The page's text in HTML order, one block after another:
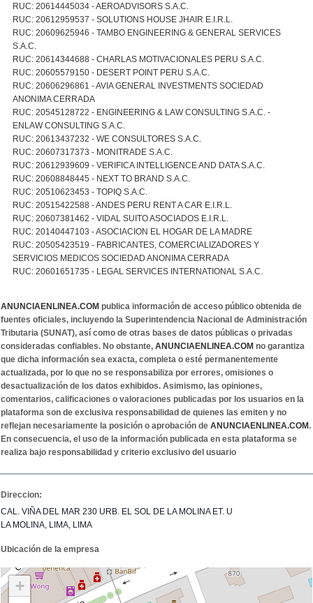
RUC: 20614445034 - AEROADVISORS S.A.C.
RUC: 20612959537 - SOLUTIONS HOUSE JHAIR E.I.R.L.
RUC: 20609625946 - TAMBO ENGINEERING & GENERAL SERVICES
S.A.C.
RUC: 20614344688 - CHARLAS MOTIVACIONALES PERU S.A.C.
RUC: 20605579150 - DESERT POINT PERU S.A.C.
RUC: 20606296861 - AVIA GENERAL INVESTMENTS SOCIEDAD
ANONIMA CERRADA
RUC: 20545128722 - ENGINEERING & LAW CONSULTING S.A.C. -
ENLAW CONSULTING S.A.C.
RUC: 20613437232 - WE CONSULTORES S.A.C.
RUC: 20607317373 - MONITRADE S.A.C.
RUC: 20612939609 - VERIFICA INTELLIGENCE AND DATA S.A.C.
RUC: 20608848445 - NEXT TO BRAND S.A.C.
RUC: 20510623453 - TOPIQ S.A.C.
RUC: 20515422588 - ANDES PERU RENT A CAR E.I.R.L.
RUC: 20607381462 - VIDAL SUITO ASOCIADOS E.I.R.L.
RUC: 20140447103 - ASOCIACION EL HOGAR DE LA MADRE
RUC: 20505423519 - FABRICANTES, COMERCIALIZADORES Y
SERVICIOS MEDICOS SOCIEDAD ANONIMA CERRADA
RUC: 20601651735 - LEGAL SERVICES INTERNATIONAL S.A.C.
ANUNCIAENLINEA.COM publica información de acceso público obtenida de
fuentes oficiales, incluyendo la Superintendencia Nacional de Administración
Tributaria (SUNAT), así como de otras bases de datos públicas o privadas
consideradas confiables. No obstante, ANUNCIAENLINEA.COM no garantiza
que dicha información sea exacta, completa o esté permanentemente
actualizada, por lo que no se responsabiliza por errores, omisiones o
desactualización de los datos exhibidos. Asimismo, las opiniones,
comentarios, calificaciones o valoraciones publicadas por los usuarios en la
plataforma son de exclusiva responsabilidad de quienes las emiten y no
reflejan necesariamente la posición o aprobación de ANUNCIAENLINEA.COM.
En consecuencia, el uso de la información publicada en esta plataforma se
realiza bajo responsabilidad y criterio exclusivo del usuario
Direccion:
CAL. VIÑA DEL MAR 230 URB. EL SOL DE LA MOLINA ET. U
LA MOLINA, LIMA, LIMA
Ubicación de la empresa
+